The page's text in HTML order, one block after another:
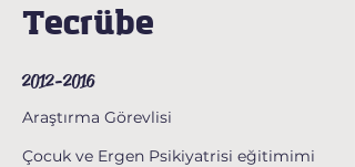
Tecrübe
2012-2016
Araştırma Görevlisi
Çocuk ve Ergen Psikiyatrisi eğitimimi